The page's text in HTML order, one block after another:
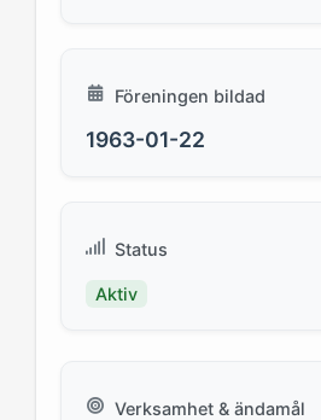
Föreningen bildad
1963-01-22
Status
Aktiv
Verksamhet & ändamål